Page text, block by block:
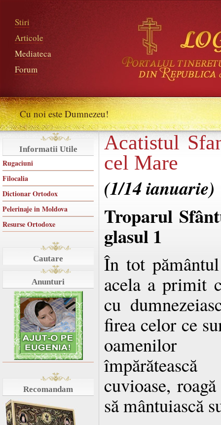
Stiri
Articole
Mediateca
Forum
Cu noi este Dumnezeu!
Informatii Utile
Rugaciuni
Filocalia
Dictionar Ortodox
Pelerinaje in Moldova
Resurse Ortodoxe
Cautare
Anunturi
Recomandam
Acatistul
cel Mare
(1/14 ianuarie)
Troparul
glasul 1
În tot
acela a primit
cu
firea celor ce
oamenilor
cuvioase,
să mântuiască